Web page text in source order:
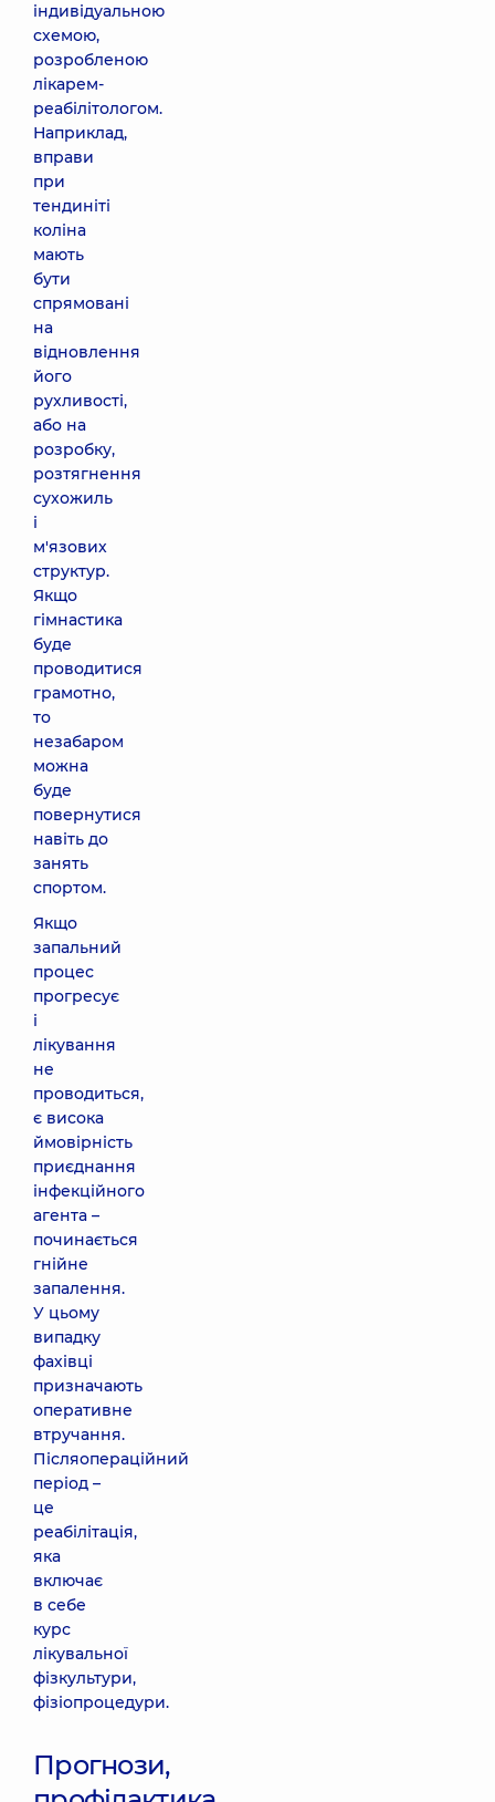
індивідуальною
схемою,
розробленою
лікарем-
реабілітологом.
Наприклад,
вправи
при
тендиніті
коліна
мають
бути
спрямовані
на
відновлення
його
рухливості,
або на
розробку,
розтягнення
сухожиль
і
м'язових
структур.
Якщо
гімнастика
буде
проводитися
грамотно,
то
незабаром
можна
буде
повернутися
навіть до
занять
спортом.
Якщо
запальний
процес
прогресує
і
лікування
не
проводиться,
є висока
ймовірність
приєднання
інфекційного
агента –
починається
гнійне
запалення.
У цьому
випадку
фахівці
призначають
оперативне
втручання.
Післяопераційний
період –
це
реабілітація,
яка
включає
в себе
курс
лікувальної
фізкультури,
фізіопроцедури.
Прогнози,